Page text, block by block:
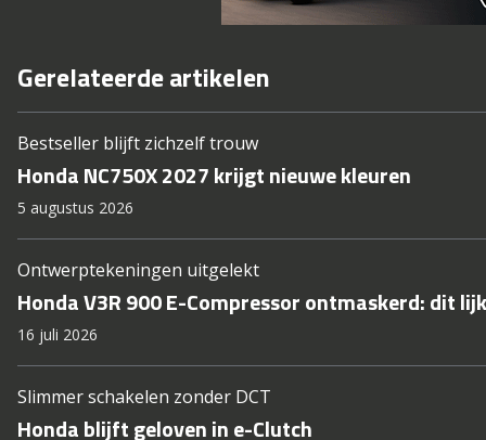
Gerelateerde artikelen
Bestseller blijft zichzelf trouw
Honda NC750X 2027 krijgt nieuwe kleuren
5 augustus 2026
Ontwerptekeningen uitgelekt
Honda V3R 900 E-Compressor ontmaskerd: dit
16 juli 2026
Slimmer schakelen zonder DCT
Honda blijft geloven in e-Clutch